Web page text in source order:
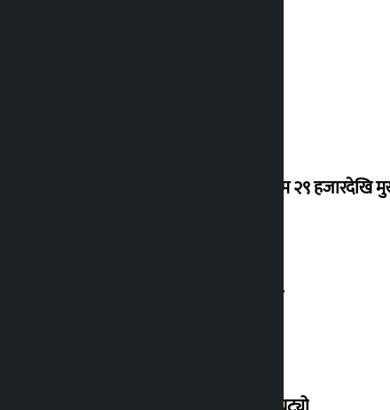
कर्मचारीको नयाँ तलबमान स्वीकृत : न्यूनतम २९
सुनको भाउ तोलामा तीन लाख रुपैयाँ नाघ्यो